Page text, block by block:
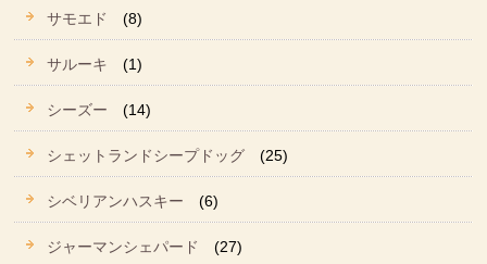
サモエド (8)
サルーキ (1)
シーズー (14)
シェットランドシープドッグ (25)
シベリアンハスキー (6)
ジャーマンシェパード (27)